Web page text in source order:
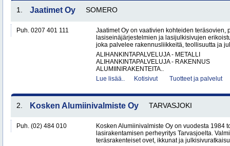
1. Jaatimet Oy SOMERO
Puh. 0207 401 111
Jaatimet Oy on vaativien kohteiden teräsovien,
lasiseinäjärjestelmien ja lasijulkisivujen
joka palvelee rakennusliikkeitä, teollisuutta ja
ALIHANKINTAPALVELUJA - METALLI
ALIHANKINTAPALVELUJA - RAKENNUS
ALUMIINIRAKENTEITA..
Lue lisää..
Kotisivut Tuotteet ja palvelut
2. Kosken Alumiinivalmiste Oy TARVASJOKI
Puh. (02) 484 010
Kosken Alumiinivalmiste Oy on vuodesta 1984
lasirakentamisen perheyritys Tarvasjoelta.
teräsrakenteiset ovet, ikkunat ja